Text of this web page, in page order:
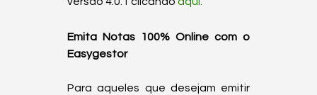
Emita Notas 100% Online com o
Easygestor
Para aqueles que desejam emitir